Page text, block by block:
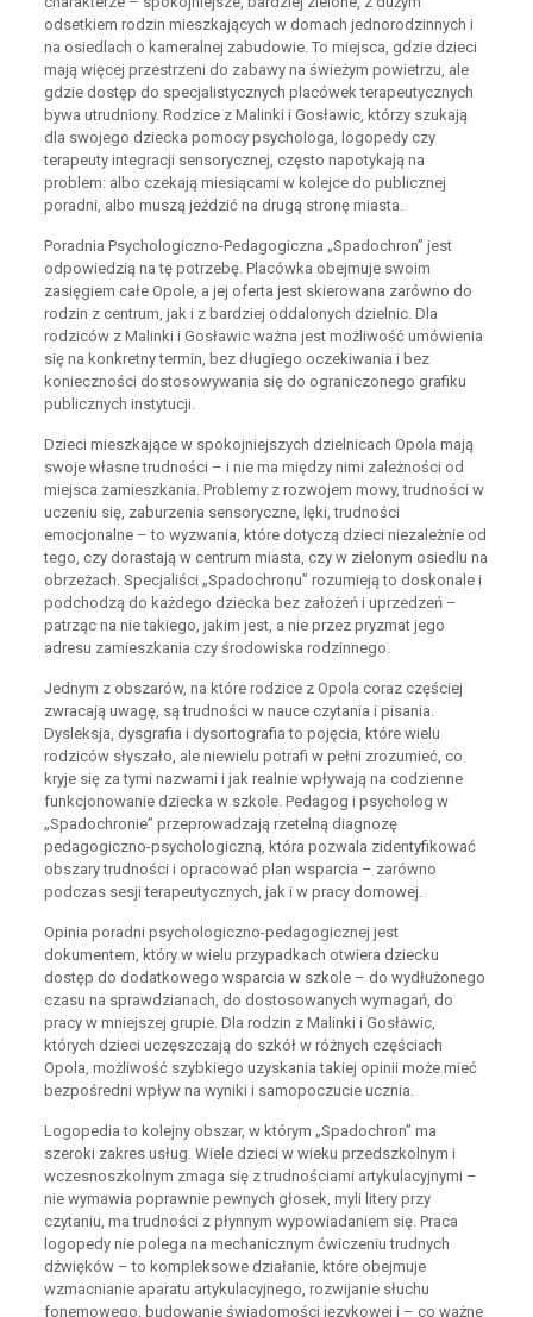
odsetkiem rodzin mieszkających w domach jednorodzinnych i
na osiedlach o kameralnej zabudowie. To miejsca, gdzie dzieci
mają więcej przestrzeni do zabawy na świeżym powietrzu, ale
gdzie dostęp do specjalistycznych placówek terapeutycznych
bywa utrudniony. Rodzice z Malinki i Gosławic, którzy szukają
dla swojego dziecka pomocy psychologa, logopedy czy
terapeuty integracji sensorycznej, często napotykają na
problem: albo czekają miesiącami w kolejce do publicznej
poradni, albo muszą jeździć na drugą stronę miasta.
Poradnia Psychologiczno-Pedagogiczna „Spadochron” jest
odpowiedzią na tę potrzebę. Placówka obejmuje swoim
zasięgiem całe Opole, a jej oferta jest skierowana zarówno do
rodzin z centrum, jak i z bardziej oddalonych dzielnic. Dla
rodziców z Malinki i Gosławic ważna jest możliwość umówienia
się na konkretny termin, bez długiego oczekiwania i bez
konieczności dostosowywania się do ograniczonego grafiku
publicznych instytucji.
Dzieci mieszkające w spokojniejszych dzielnicach Opola mają
swoje własne trudności – i nie ma między nimi zależności od
miejsca zamieszkania. Problemy z rozwojem mowy, trudności w
uczeniu się, zaburzenia sensoryczne, lęki, trudności
emocjonalne – to wyzwania, które dotyczą dzieci niezależnie od
tego, czy dorastają w centrum miasta, czy w zielonym osiedlu na
obrzeżach. Specjaliści „Spadochronu” rozumieją to doskonale i
podchodzą do każdego dziecka bez założeń i uprzedzeń –
patrząc na nie takiego, jakim jest, a nie przez pryzmat jego
adresu zamieszkania czy środowiska rodzinnego.
Jednym z obszarów, na które rodzice z Opola coraz częściej
zwracają uwagę, są trudności w nauce czytania i pisania.
Dysleksja, dysgrafia i dysortografia to pojęcia, które wielu
rodziców słyszało, ale niewielu potrafi w pełni zrozumieć, co
kryje się za tymi nazwami i jak realnie wpływają na codzienne
funkcjonowanie dziecka w szkole. Pedagog i psycholog w
„Spadochronie” przeprowadzają rzetelną diagnozę
pedagogiczno-psychologiczną, która pozwala zidentyfikować
obszary trudności i opracować plan wsparcia – zarówno
podczas sesji terapeutycznych, jak i w pracy domowej.
Opinia poradni psychologiczno-pedagogicznej jest
dokumentem, który w wielu przypadkach otwiera dziecku
dostęp do dodatkowego wsparcia w szkole – do wydłużonego
czasu na sprawdzianach, do dostosowanych wymagań, do
pracy w mniejszej grupie. Dla rodzin z Malinki i Gosławic,
których dzieci uczęszczają do szkół w różnych częściach
Opola, możliwość szybkiego uzyskania takiej opinii może mieć
bezpośredni wpływ na wyniki i samopoczucie ucznia.
Logopedia to kolejny obszar, w którym „Spadochron” ma
szeroki zakres usług. Wiele dzieci w wieku przedszkolnym i
wczesnoszkolnym zmaga się z trudnościami artykulacyjnymi –
nie wymawia poprawnie pewnych głosek, myli litery przy
czytaniu, ma trudności z płynnym wypowiadaniem się. Praca
logopedy nie polega na mechanicznym ćwiczeniu trudnych
dźwięków – to kompleksowe działanie, które obejmuje
wzmacnianie aparatu artykulacyjnego, rozwijanie słuchu
fonemowego, budowanie świadomości językowej i – co ważne